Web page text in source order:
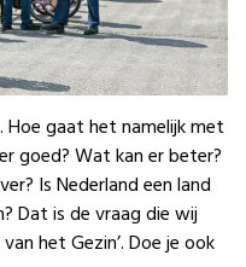
Hoe gaat het namelijk met
goed? Wat kan er beter?
Is Nederland een land
Dat is de vraag die wij
het Gezin’. Doe je ook